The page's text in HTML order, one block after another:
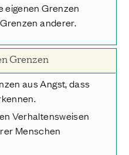
eigenen Grenzen
anderer.
Grenzen
aus Angst, dass
Verhaltensweisen
Menschen